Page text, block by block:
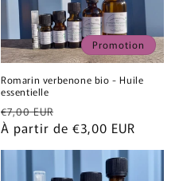
Promotion
Romarin verbenone bio - Huile
essentielle
Prix
habituel
€7,00 EUR
promotionnel
À partir de €3,00 EUR